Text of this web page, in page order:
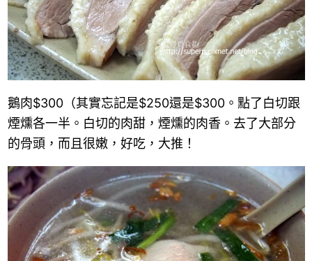
鵝肉$300（其實忘記是$250還是$300。點了白切跟
煙燻各一半。白切的肉甜，煙燻的肉香。去了大部分
的骨頭，而且很嫩，好吃，大推！